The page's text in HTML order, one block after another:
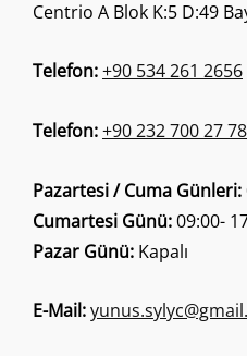
Centrio A Blok K:5 D:49
Telefon:+90 534 261 2656
Telefon:+90 232 700 27 78
Pazartesi / Cuma Günleri:
Cumartesi Günü:09:00-
Pazar Günü: Kapalı
E-Mail: